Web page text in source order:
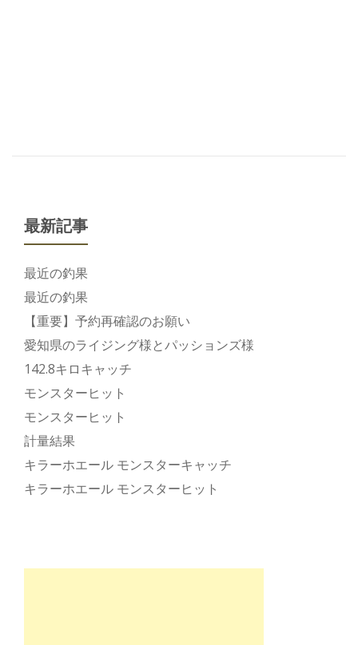
最新記事
最近の釣果
最近の釣果
【重要】予約再確認のお願い
愛知県のライジング様とパッションズ様
142.8キロキャッチ
モンスターヒット
モンスターヒット
計量結果
キラーホエール モンスターキャッチ
キラーホエール モンスターヒット